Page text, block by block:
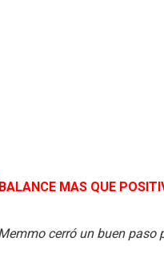
BALANCE MAS QUE
cerró un buen paso